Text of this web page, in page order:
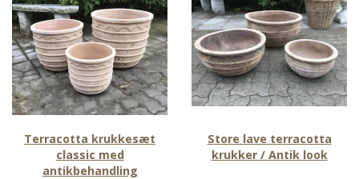
Terracotta krukkesæt
classic med
antikbehandling
Store lave terracotta
krukker / Antik look